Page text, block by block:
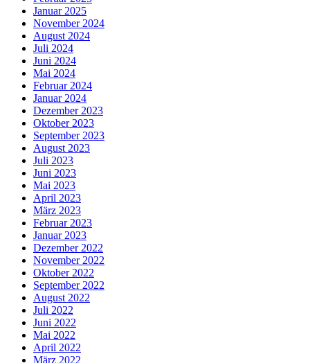
Januar 2025
November 2024
August 2024
Juli 2024
Juni 2024
Mai 2024
Februar 2024
Januar 2024
Dezember 2023
Oktober 2023
September 2023
August 2023
Juli 2023
Juni 2023
Mai 2023
April 2023
März 2023
Februar 2023
Januar 2023
Dezember 2022
November 2022
Oktober 2022
September 2022
August 2022
Juli 2022
Juni 2022
Mai 2022
April 2022
März 2022